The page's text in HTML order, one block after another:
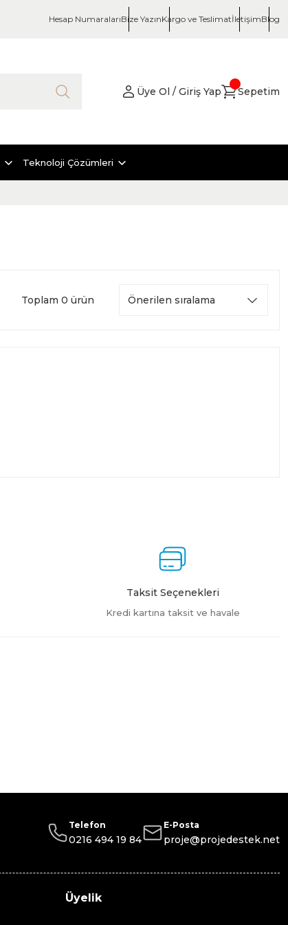
Hesap NumaralarıBize YazınKargo ve TeslimatİletişimBlog
Üye Ol / Giriş Yap Sepetim
Teknoloji Çözümleri
Toplam 0 ürün
Taksit Seçenekleri
Kredi kartına taksit ve havale
Telefon
0216 494 19 84
E-Posta
proje@projedestek.net
Üyelik